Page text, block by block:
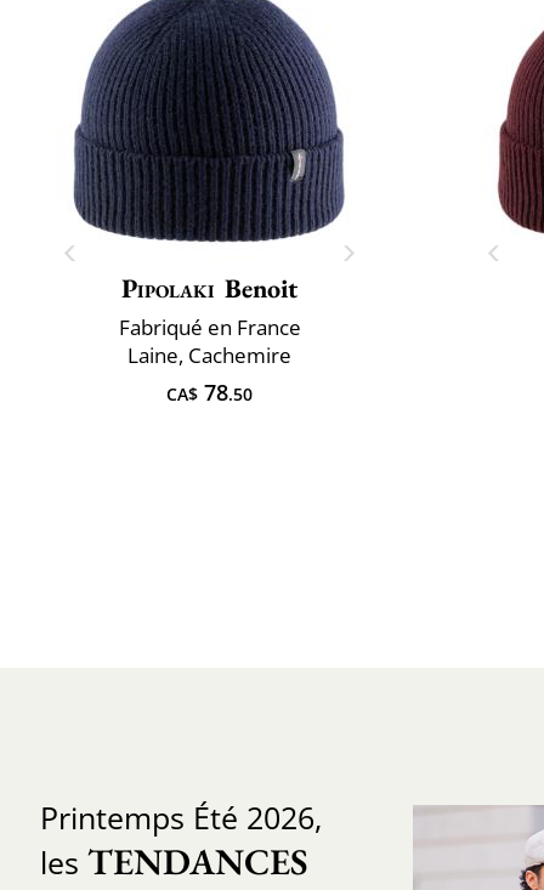
Pipolaki Benoit
Fabriqué en France
Laine, Cachemire
CA$ 78.50
Printemps Été 2026,
les TENDANCES